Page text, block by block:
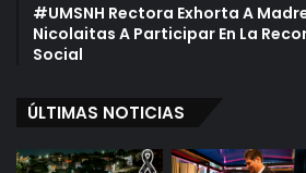
#UMSNH Rectora Exhorta A
Nicolaitas A Participar En La
Social
ÚLTIMAS NOTICIAS